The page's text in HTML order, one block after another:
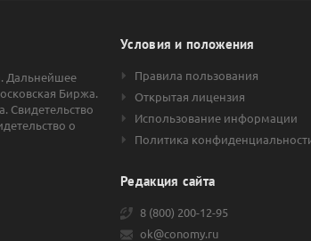
Дальнейшее
Биржа.
Свидетельство
о
Условия и положения
Правила пользования
Открытая лицензия
Использование информации
Политика
Редакция сайта
8 (800) 200-12-95
ok@conomy.ru